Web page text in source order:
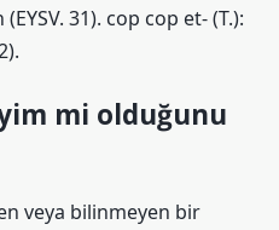
31). cop cop et- (T.):
mi olduğunu
veya bilinmeyen bir